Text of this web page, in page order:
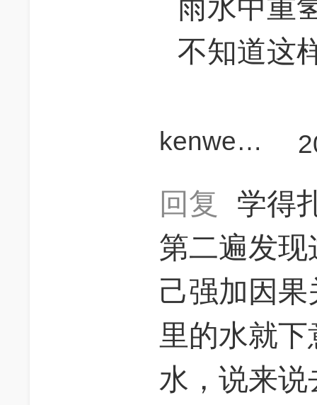
雨水中重
不知道这
kenwen882013
回复
学得
第二遍发
己强加因
里的水就
水，说来